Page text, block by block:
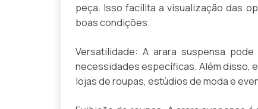
peça. Isso facilita a visualização das
boas condições.
Versatilidade: A arara suspensa
necessidades específicas. Além disso,
lojas de roupas, estúdios de moda e